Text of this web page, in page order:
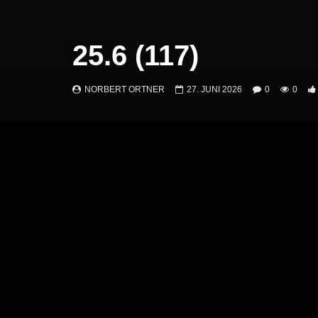
25.6 (117)
NORBERT ORTNER 27. JUNI 2026 0 0